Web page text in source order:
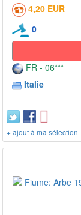
4,20 EUR
0
FR - 06***
Italie
+ ajout à ma sélection